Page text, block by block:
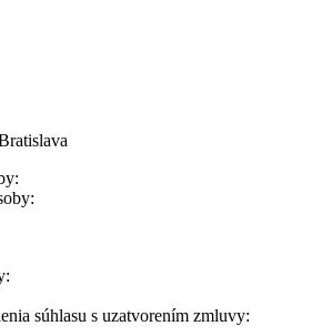
súhlasu s uzatvorením zmluvy: